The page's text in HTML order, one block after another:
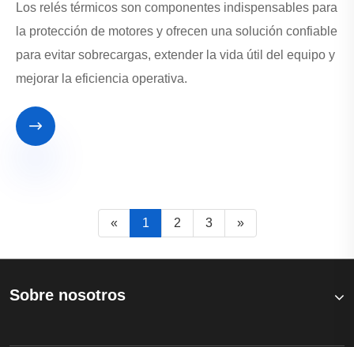
Los relés térmicos son componentes indispensables para
la protección de motores y ofrecen una solución confiable
para evitar sobrecargas, extender la vida útil del equipo y
mejorar la eficiencia operativa.

« 1 2 3 »
Sobre nosotros